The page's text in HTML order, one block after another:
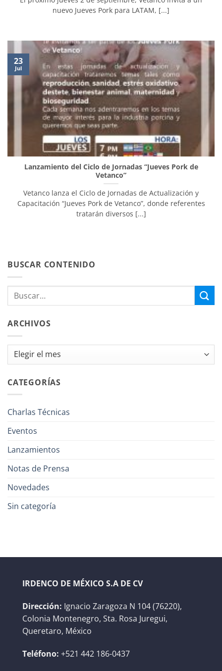
nuevo Jueves Pork para LATAM, [...]
Lanzamiento del Ciclo de Jornadas “Jueves Pork de
Vetanco”
Vetanco lanza el Ciclo de Jornadas de Actualización y
Capacitación “Jueves Pork de Vetanco”, donde referentes
tratarán diversos [...]
23
Jul
BUSCAR CONTENIDO
ARCHIVOS
Archivos
CATEGORÍAS
Charlas Técnicas
Eventos
Lanzamientos
Notas de Prensa
Novedades
Sin categoría
IRDENCO DE MÉXICO S.A DE CV
Dirección: Ignacio Zaragoza N 104 (76220),
Colonia Montenegro, Sta. Rosa Juregui,
Queretaro, México
Teléfono: +521 442 186-0437